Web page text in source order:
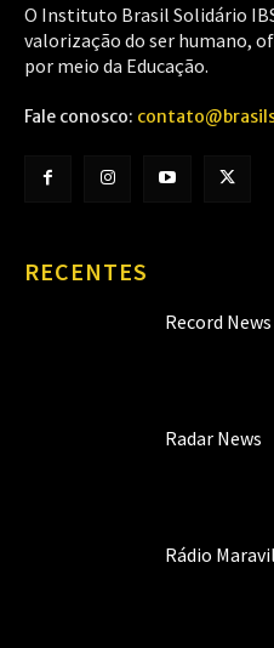
O Instituto Brasil Solidário
valorização do ser humano,
por meio da Educação.
Fale conosco:
RECENTES
Record
Radar News
Rádio